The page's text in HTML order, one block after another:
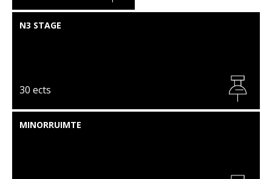
N3 STAGE
30 ects
MINORRUIMTE